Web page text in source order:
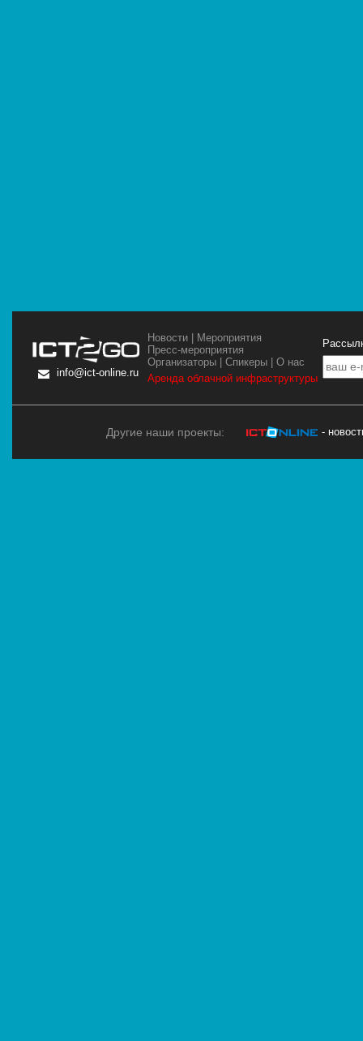
info@ict-online.ru
Новости | Мероприятия
Пресс-мероприятия
Организаторы |Спикеры |О нас
Аренда облачной инфраструктуры
Другие наши проекты: -